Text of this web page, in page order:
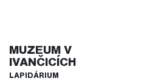
MUZEUM V
IVANČICÍCH
LAPIDÁRIUM